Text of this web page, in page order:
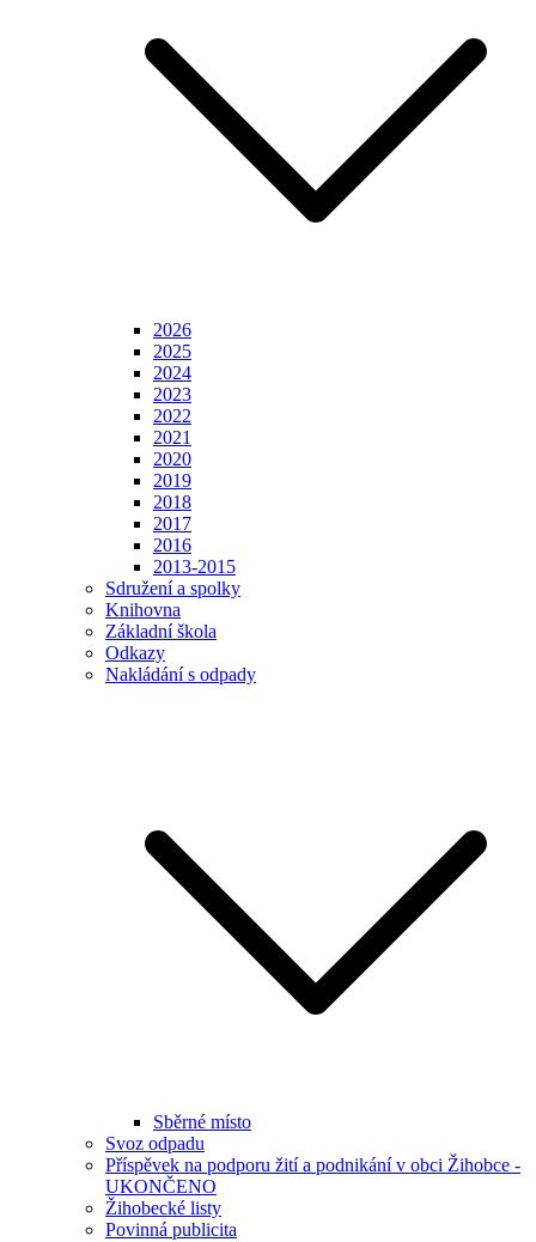
2026
2025
2024
2023
2022
2021
2020
2019
2018
2017
2016
2013-2015
Sdružení a spolky
Knihovna
Základní škola
Odkazy
Nakládání s odpady
Sběrné místo
Svoz odpadu
Příspěvek na podporu žití a podnikání v obci Žihobce -
UKONČENO
Žihobecké listy
Povinná publicita